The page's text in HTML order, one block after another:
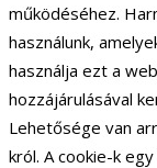
működéséhez.
használunk,
használja ezt a
hozzájárulásával
Lehetősége van
król. A cookie-k